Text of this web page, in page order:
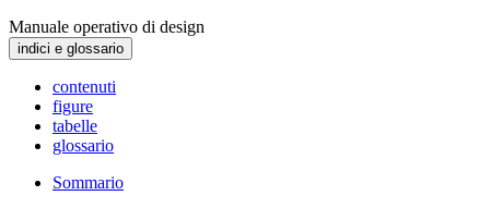
Manuale operativo di design
indici e glossario
contenuti
figure
tabelle
glossario
Sommario